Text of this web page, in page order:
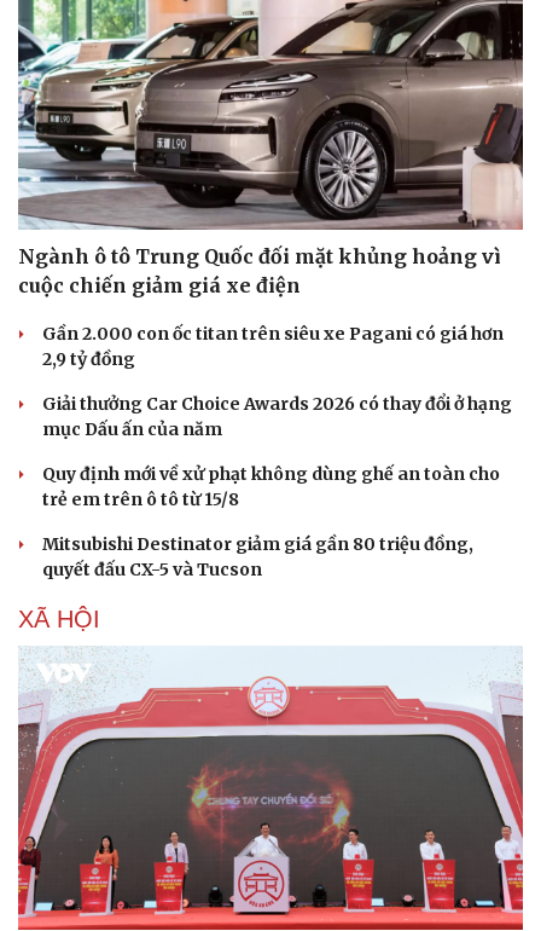
Sức khỏe
Dinh dưỡng - món ngon
Cây thuốc
Sản phụ khoa
Nhi khoa
Nam khoa
Làm đẹp - giảm cân
Phòng mạch online
Đời sống
Nhà đẹp
Blog
Tình yêu - Gia đình
Ngành ô tô Trung Quốc đối mặt khủng hoảng vì
cuộc chiến giảm giá xe điện
Gần 2.000 con ốc titan trên siêu xe Pagani có giá hơn
2,9 tỷ đồng
Giải thưởng Car Choice Awards 2026 có thay đổi ở hạng
mục Dấu ấn của năm
Quy định mới về xử phạt không dùng ghế an toàn cho
trẻ em trên ô tô từ 15/8
Mitsubishi Destinator giảm giá gần 80 triệu đồng,
quyết đấu CX-5 và Tucson
XÃ HỘI